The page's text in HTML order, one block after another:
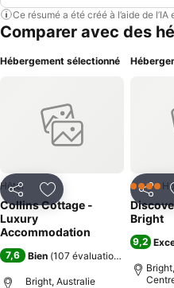
Ce résumé a été créé à l’aide de
Comparer avec des
Hébergement sélectionné
PartagerAjouter à mes
Hôtel
Collins Cottage -
Luxury
Accommodation
7,6 Bien (107 évaluations
Bright, Australie
4 Étoiles
Bright
9,2